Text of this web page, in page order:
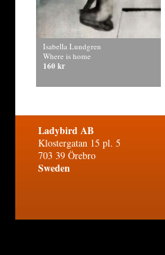
Isabella Lundgren
Where is home
160 kr
Ladybird AB
Klostergatan 15 pl. 5
703 39 Örebro
Sweden